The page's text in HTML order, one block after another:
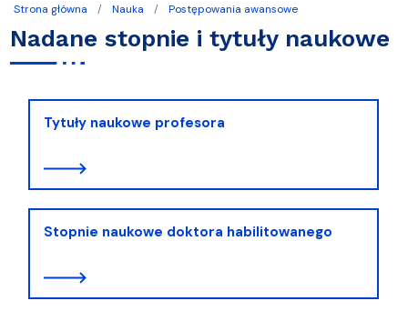
Strona główna Nauka Postępowania awansowe
Nadane stopnie i tytuły naukowe
Tytuły naukowe profesora
Stopnie naukowe doktora habilitowanego